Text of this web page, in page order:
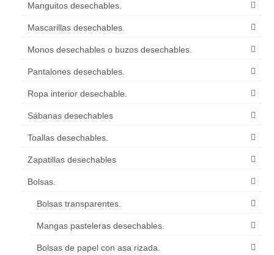
Manguitos desechables.
Mascarillas desechables.
Monos desechables o buzos desechables.
Pantalones desechables.
Ropa interior desechable.
Sábanas desechables
Toallas desechables.
Zapatillas desechables
Bolsas.
Bolsas transparentes.
Mangas pasteleras desechables.
Bolsas de papel con asa rizada.